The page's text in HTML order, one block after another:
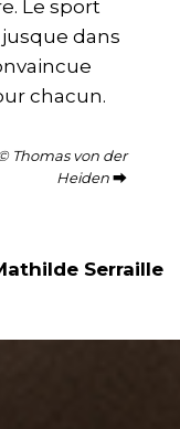
Le sport
dans
chacun.
Thomas von der
Heiden⮕
Serraille